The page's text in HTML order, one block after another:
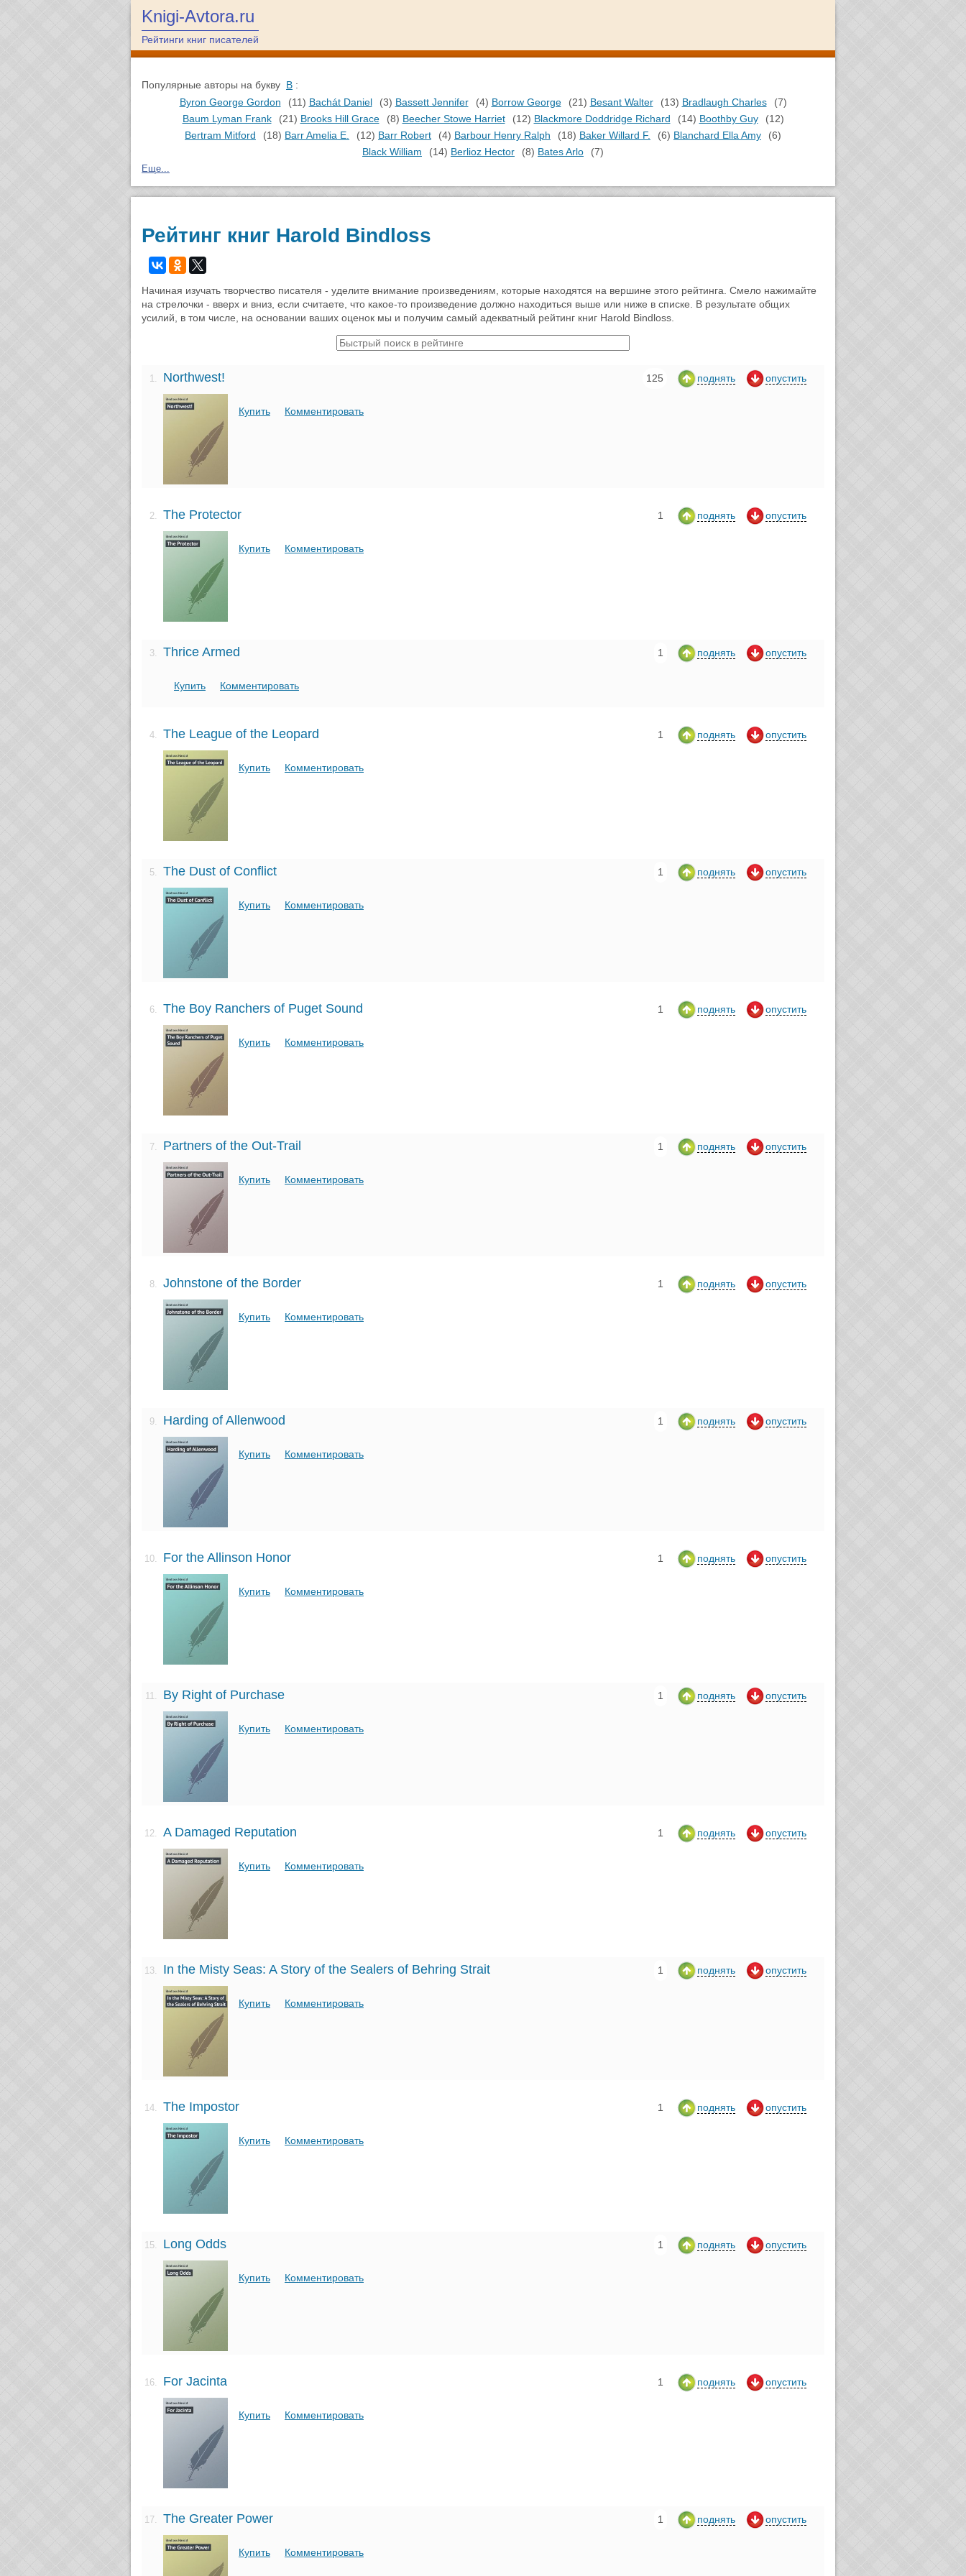
Knigi-Avtora.ru
Рейтинги книг писателей
Популярные авторы на букву B :
Byron George Gordon
(11) Bachát Daniel (3) Bassett Jennifer (4) Borrow George (21) Besant Walter (13) Bradlaugh Charles
(7)
Baum Lyman Frank
(21) Brooks Hill Grace (8) Beecher Stowe Harriet (12) Blackmore Doddridge Richard (14) Boothby Guy
(12)
Bertram Mitford
(18) Barr Amelia E. (12) Barr Robert (4) Barbour Henry Ralph (18) Baker Willard F. (6) Blanchard Ella Amy
(6)
Black William
(14) Berlioz Hector (8) Bates Arlo (7)
Еще...
Рейтинг книг Harold Bindloss
Начиная изучать творчество писателя - уделите внимание произведениям, которые находятся на вершине этого рейтинга. Смело нажимайте
на стрелочки - вверх и вниз, если считаете, что какое-то произведение должно находиться выше или ниже в списке. В результате общих
усилий, в том числе, на основании ваших оценок мы и получим самый адекватный рейтинг книг Harold Bindloss.
1. Northwest! 125 поднять опустить
Купить Комментировать
2. The Protector 1 поднять опустить
Купить Комментировать
3. Thrice Armed 1 поднять опустить
Купить Комментировать
4. The League of the Leopard 1 поднять опустить
Купить Комментировать
5. The Dust of Conflict 1 поднять опустить
Купить Комментировать
6. The Boy Ranchers of Puget Sound 1 поднять опустить
Купить Комментировать
7. Partners of the Out-Trail 1 поднять опустить
Купить Комментировать
8. Johnstone of the Border 1 поднять опустить
Купить Комментировать
9. Harding of Allenwood 1 поднять опустить
Купить Комментировать
10. For the Allinson Honor 1 поднять опустить
Купить Комментировать
11. By Right of Purchase 1 поднять опустить
Купить Комментировать
12. A Damaged Reputation 1 поднять опустить
Купить Комментировать
13. In the Misty Seas: A Story of the Sealers of Behring Strait 1 поднять опустить
Купить Комментировать
14. The Impostor 1 поднять опустить
Купить Комментировать
15. Long Odds 1 поднять опустить
Купить Комментировать
16. For Jacinta 1 поднять опустить
Купить Комментировать
17. The Greater Power 1 поднять опустить
Купить Комментировать